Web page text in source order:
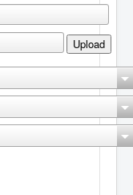
Upload